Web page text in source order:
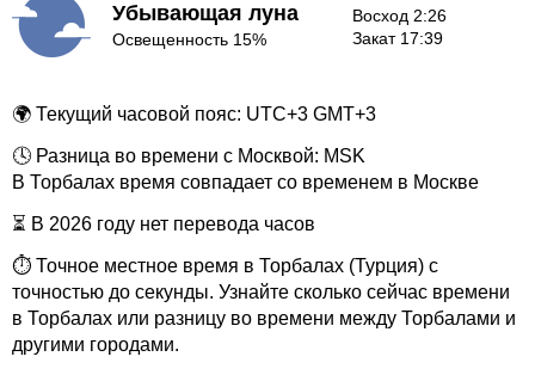
Убывающая луна
Освещенность 15%
Восход 2:26
Закат 17:39
🌍 Текущий часовой пояс: UTC+3 GMT+3
🕓 Разница во времени с Москвой: MSK
В Торбалах время совпадает со временем в Москве
⏳ В 2026 году нет перевода часов
⏱ Точное местное время в Торбалах (Турция) с
точностью до секунды. Узнайте сколько сейчас времени
в Торбалах или разницу во времени между Торбалами и
другими городами.